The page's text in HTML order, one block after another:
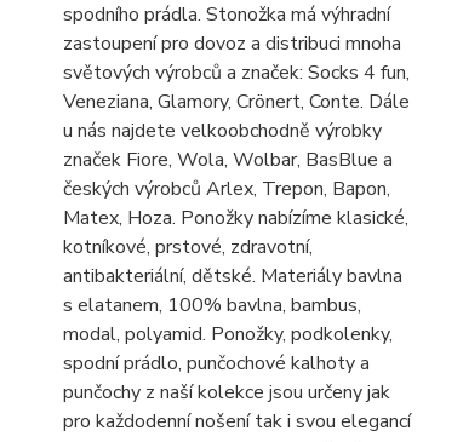
spodního prádla. Stonožka má výhradní
zastoupení pro dovoz a distribuci mnoha
světových výrobců a značek: Socks 4 fun,
Veneziana, Glamory, Crönert, Conte. Dále
u nás najdete velkoobchodně výrobky
značek Fiore, Wola, Wolbar, BasBlue a
českých výrobců Arlex, Trepon, Bapon,
Matex, Hoza. Ponožky nabízíme klasické,
kotníkové, prstové, zdravotní,
antibakteriální, dětské. Materiály bavlna
s elatanem, 100% bavlna, bambus,
modal, polyamid. Ponožky, podkolenky,
spodní prádlo, punčochové kalhoty a
punčochy z naší kolekce jsou určeny jak
pro každodenní nošení tak i svou elegancí